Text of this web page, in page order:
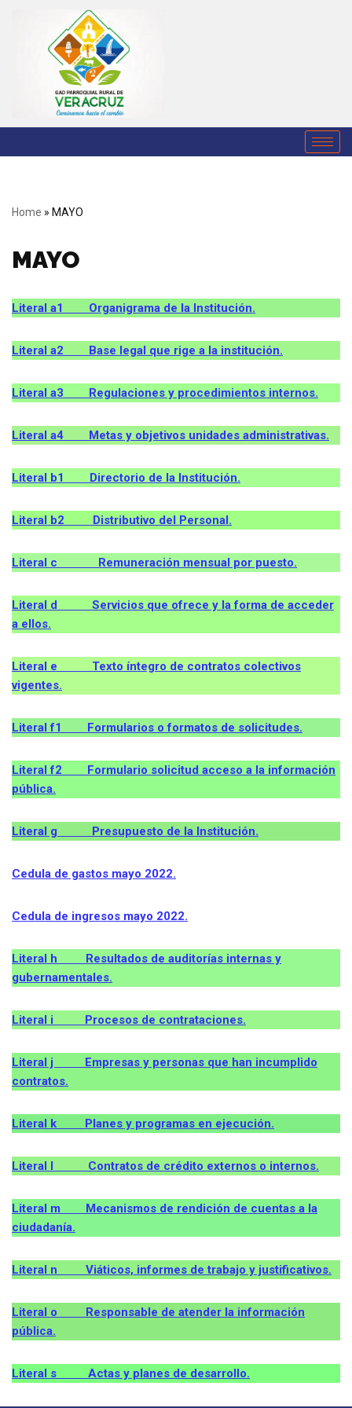
contenido
Home » MAYO
MAYO
Literal a1 Organigrama de la Institución.
Literal a2 Base legal que rige a la institución.
Literal a3 Regulaciones y procedimientos internos.
Literal a4 Metas y objetivos unidades administrativas.
Literal b1 Directorio de la Institución.
Literal b2 Distributivo del Personal.
Literal c Remuneración mensual por puesto.
Literal d Servicios que ofrece y la forma de acceder
a ellos.
Literal e Texto íntegro de contratos colectivos
vigentes.
Literal f1 Formularios o formatos de solicitudes.
Literal f2 Formulario solicitud acceso a la información
pública.
Literal g Presupuesto de la Institución.
Cedula de gastos mayo 2022.
Cedula de ingresos mayo 2022.
Literal h Resultados de auditorías internas y
gubernamentales.
Literal i Procesos de contrataciones.
Literal j Empresas y personas que han incumplido
contratos.
Literal k Planes y programas en ejecución.
Literal l Contratos de crédito externos o internos.
Literal m Mecanismos de rendición de cuentas a la
ciudadanía.
Literal n Viáticos, informes de trabajo y justificativos.
Literal o Responsable de atender la información
pública.
Literal s Actas y planes de desarrollo.